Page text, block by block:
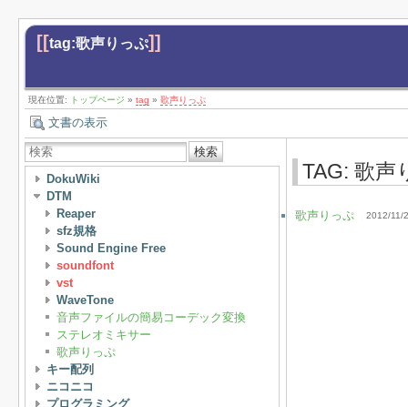
[[tag:歌声りっぷ]]
現在位置: トップページ » tag » 歌声りっぷ
文書の表示
検索
DokuWiki
DTM
Reaper
sfz規格
Sound Engine Free
soundfont
vst
WaveTone
音声ファイルの簡易コーデック変換
ステレオミキサー
歌声りっぷ
キー配列
ニコニコ
プログラミング
TAG: 歌声
歌声りっぷ 2012/11/